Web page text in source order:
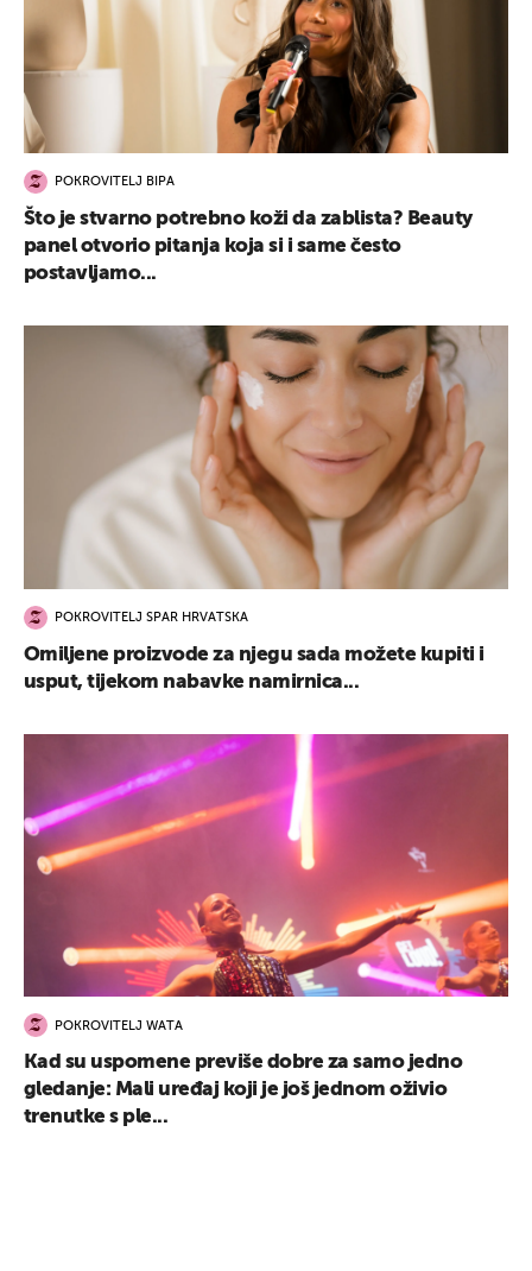
POKROVITELJ BIPA
Što je stvarno potrebno koži da zablista? Beauty
panel otvorio pitanja koja si i same često
postavljamo...
POKROVITELJ SPAR HRVATSKA
Omiljene proizvode za njegu sada možete kupiti i
usput, tijekom nabavke namirnica...
POKROVITELJ WATA
Kad su uspomene previše dobre za samo jedno
gledanje: Mali uređaj koji je još jednom oživio
trenutke s ple...